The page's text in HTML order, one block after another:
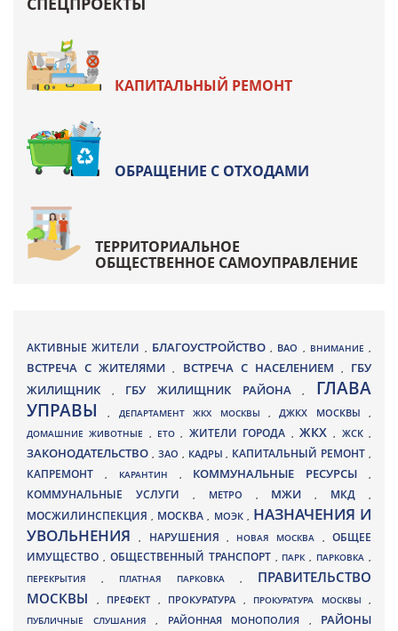
КАПИТАЛЬНЫЙ РЕМОНТ
ОБРАЩЕНИЕ С ОТХОДАМИ
ТЕРРИТОРИАЛЬНОЕ
ОБЩЕСТВЕННОЕ САМОУПРАВЛЕНИЕ
АКТИВНЫЕ ЖИТЕЛИ , БЛАГОУСТРОЙСТВО , ВАО , ВНИМАНИЕ ,
ВСТРЕЧА С ЖИТЕЛЯМИ, ВСТРЕЧА С НАСЕЛЕНИЕМ , ГБУ
ЖИЛИЩНИК
, ГБУ ЖИЛИЩНИК РАЙОНА, ГЛАВА
УПРАВЫ, ДЕПАРТАМЕНТ ЖКХ МОСКВЫ ,ДЖКХ МОСКВЫ ,
ДОМАШНИЕ ЖИВОТНЫЕ , ЕТО, ЖИТЕЛИ ГОРОДА , ЖКХ, ЖСК,
ЗАКОНОДАТЕЛЬСТВО , ЗАО , КАДРЫ, КАПИТАЛЬНЫЙ РЕМОНТ ,
КАПРЕМОНТ , КАРАНТИН , КОММУНАЛЬНЫЕ РЕСУРСЫ,
КОММУНАЛЬНЫЕ УСЛУГИ , МЕТРО , МЖИ, МКД ,
МОСЖИЛИНСПЕКЦИЯ, МОСКВА , МОЭК , НАЗНАЧЕНИЯ И
УВОЛЬНЕНИЯ, НАРУШЕНИЯ , НОВАЯ МОСКВА ,ОБЩЕЕ
ИМУЩЕСТВО , ОБЩЕСТВЕННЫЙ ТРАНСПОРТ , ПАРК, ПАРКОВКА ,
ПЕРЕКРЫТИЯ , ПЛАТНАЯ ПАРКОВКА , ПРАВИТЕЛЬСТВО
МОСКВЫ
, ПРЕФЕКТ , ПРОКУРАТУРА , ПРОКУРАТУРА МОСКВЫ ,
ПУБЛИЧНЫЕ СЛУШАНИЯ , РАЙОННАЯ МОНОПОЛИЯ , РАЙОНЫ